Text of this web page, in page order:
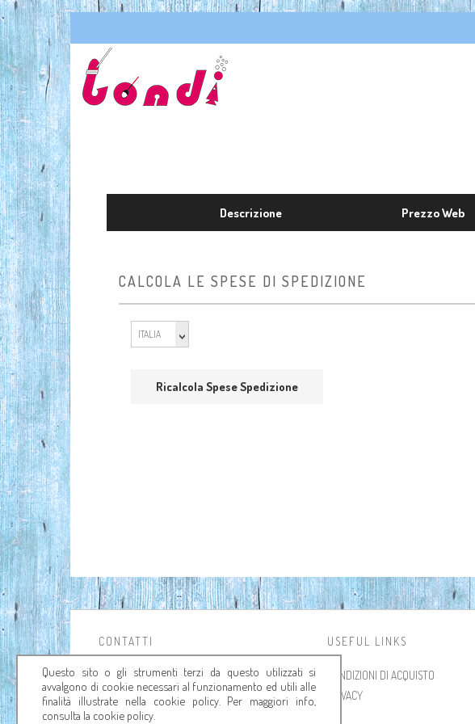
Questo sito o gli strumenti terzi da questo utilizzati si
avvalgono di cookie necessari al funzionamento ed utili alle
finalità illustrate nella cookie policy. Per maggiori info,
consulta la cookie policy.
Descrizione Prezzo Web
CALCOLA LE SPESE DI SPEDIZIONE
ITALIA
CONTATTI
Londi di Francesca Londi
Viale A. Aleardi, 2 c-d • 50124 Firenze
Tel. +39 055 22 98 433 - VAT 05372650480 -
REA FI542458
USEFUL LINKS
CONDIZIONI DI ACQUISTO
PRIVACY